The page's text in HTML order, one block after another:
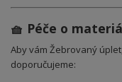
🧺 Péče o
Aby vám Žebrovaný
doporučujeme: